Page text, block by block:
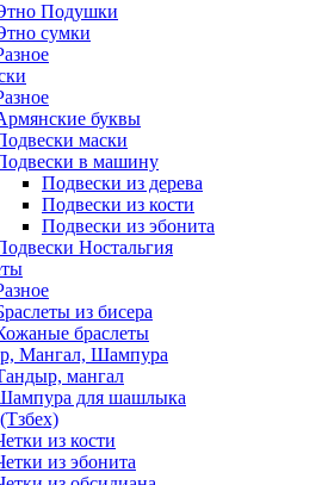
Подушки
сумки
буквы
маски
в машину
Подвески из дерева
Подвески из кости
Подвески из эбонита
Ностальгия
из бисера
браслеты
Мангал, Шампура
мангал
для шашлыка
из кости
из эбонита